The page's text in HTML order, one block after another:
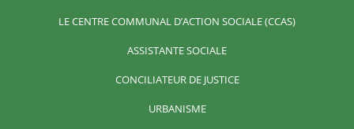
LE CENTRE COMMUNAL D’ACTION SOCIALE (CCAS)
ASSISTANTE SOCIALE
CONCILIATEUR DE JUSTICE
URBANISME